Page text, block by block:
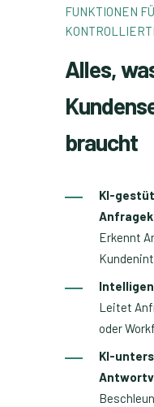
FUNKTIONEN
Alles,
braucht
KI-
Erkennt
Leitet
oder
KI-